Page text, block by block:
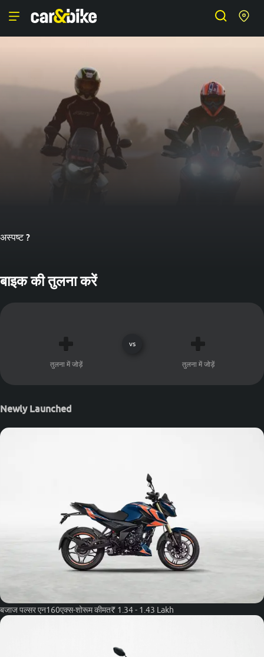
अस्पष्ट ?
बाइक की तुलना करें
तुलना में जोड़ें तुलना में जोड़ें
vs
Newly Launched
बजाज पल्सर एन160एक्स-शोरूम कीमत₹ 1.34 - 1.43 Lakh